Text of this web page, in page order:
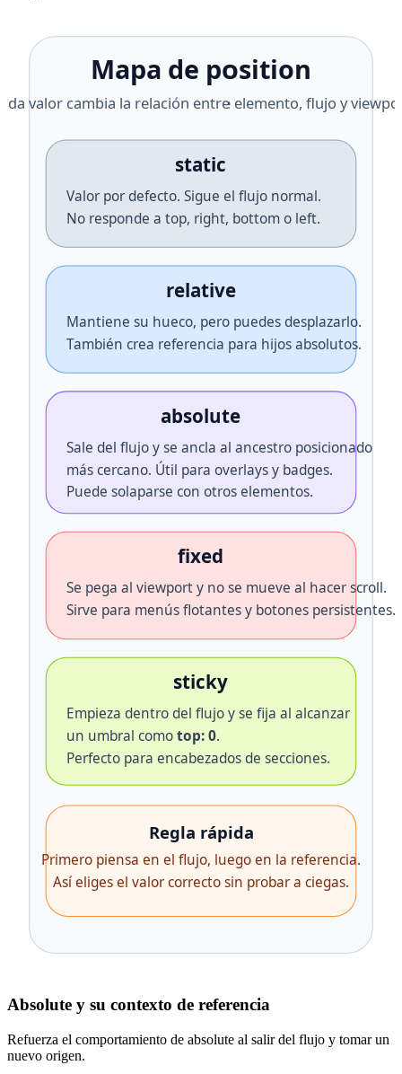
Absolute y su contexto de referencia
Refuerza el comportamiento de absolute al salir del flujo y tomar un
nuevo origen.